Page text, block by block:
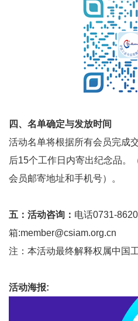
四、名单确定与发放时间
活动名单将根据所有会员完成
后15个工作日内寄出纪念品。
会员邮寄地址和手机号）。
五：活动咨询： 电话0731-
箱:member@csiam.org.cn
注：本活动最终解释权属中国
活动海报: